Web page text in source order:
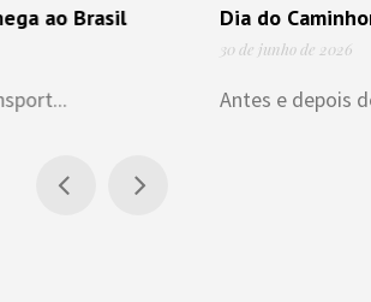
do mar, dos trilhos ou do...